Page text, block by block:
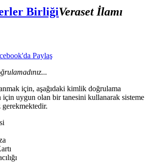
BirliğiVeraset İlamı
Paylaş
için, aşağıdaki kimlik doğrulama
uygun olan bir tanesini kullanarak sisteme
gerekmektedir.